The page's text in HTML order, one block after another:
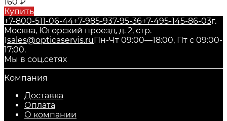
Купить
+7-800-511-06-44+7-985-937-95-36+7-495-145-86-03г.
Москва, Югорский проезд, д. 2, стр.
1sales@opticaservis.ruПн-Чт 09:00—18:00, Пт с 09:00-
17:00.
Мы в соц.сетях
Компания
Доставка
Оплата
О компании